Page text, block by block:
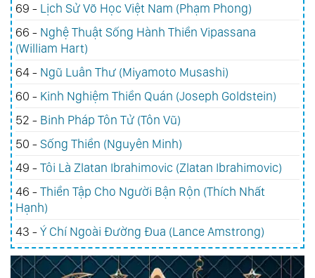
69 - Lịch Sử Võ Học Việt Nam (Phạm Phong)
66 - Nghệ Thuật Sống Hành Thiền Vipassana
(William Hart)
64 - Ngũ Luân Thư (Miyamoto Musashi)
60 - Kinh Nghiệm Thiền Quán (Joseph Goldstein)
52 - Binh Pháp Tôn Tử (Tôn Vũ)
50 -Sống Thiền (Nguyên Minh)
49 -Tôi Là Zlatan Ibrahimovic (Zlatan Ibrahimovic)
46 -Thiền Tập Cho Người Bận Rộn (Thích Nhất
Hạnh)
43 -Ý Chí Ngoài Đường Đua (Lance Amstrong)